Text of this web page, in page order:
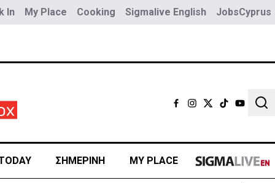
In My Place Cooking Sigmalive English JobsCyprus
ΣΗΜΕΡΙΝΗ MY PLACE